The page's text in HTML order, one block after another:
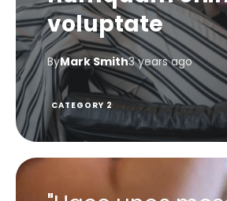
voluptate
ByMark Smith3 years ago
CATEGORY 2